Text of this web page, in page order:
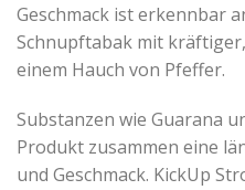
Geschmack ist erkennbar
Schnupftabak mit
einem Hauch von Pfeffer.
Substanzen wie Guarana
Produkt zusammen eine
und Geschmack. KickUp